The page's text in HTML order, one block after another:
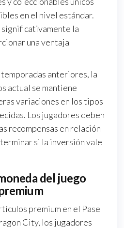
en el nivel estándar.
la
una ventaja
temporadas anteriores, la
actual se mantiene
variaciones en los tipos
Los jugadores deben
recompensas en relación
si la inversión vale
del juego
premium en el Pase
City, los jugadores